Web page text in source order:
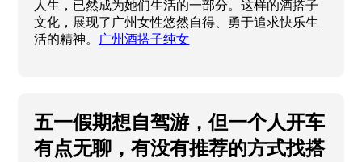
人生，已然成为她们生活的一部分。这样的酒搭子
文化，展现了广州女性悠然自得、勇于追求快乐生
活的精神。 广州酒搭子纯女
五一假期想自驾游，但一个人开车
有点无聊，有没有推荐的方式找搭